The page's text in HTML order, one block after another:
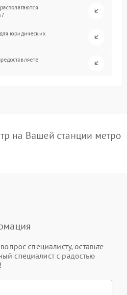
юридических
на Вашей станции метро
специалисту, оставьте
специалист с радостью